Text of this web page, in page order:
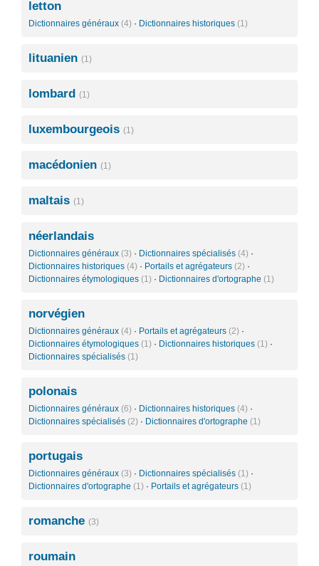
letton
Dictionnaires généraux (4) · Dictionnaires historiques (1)
lituanien (1)
lombard (1)
luxembourgeois (1)
macédonien (1)
maltais (1)
néerlandais
Dictionnaires généraux (3) · Dictionnaires spécialisés (4) ·
Dictionnaires historiques (4) · Portails et agrégateurs (2) ·
Dictionnaires étymologiques (1) · Dictionnaires d'ortographe (1)
norvégien
Dictionnaires généraux (4) · Portails et agrégateurs (2) ·
Dictionnaires étymologiques (1) · Dictionnaires historiques (1) ·
Dictionnaires spécialisés (1)
polonais
Dictionnaires généraux (6) · Dictionnaires historiques (4) ·
Dictionnaires spécialisés (2) · Dictionnaires d'ortographe (1)
portugais
Dictionnaires généraux (3) · Dictionnaires spécialisés (1) ·
Dictionnaires d'ortographe (1) · Portails et agrégateurs (1)
romanche (3)
roumain